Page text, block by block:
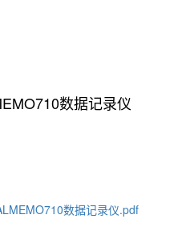
数据记录仪
数据记录仪.pdf